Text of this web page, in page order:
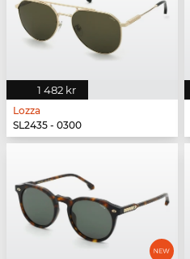
1 482 kr
Lozza
SL2435 - 0300